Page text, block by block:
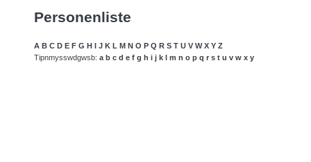
Personenliste
A B C D E F G H I J K L M N O P Q R S T U V W X Y Z
Tipnmysswdgwsb: a b c d e f g h i j k l m n o p q r s t u v w x y